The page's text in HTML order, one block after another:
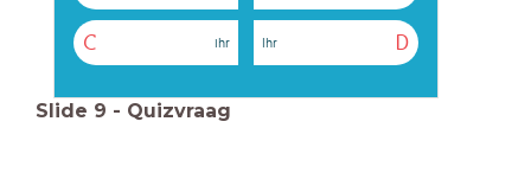
C ihr D
Ihr
Slide 9 - Quizvraag